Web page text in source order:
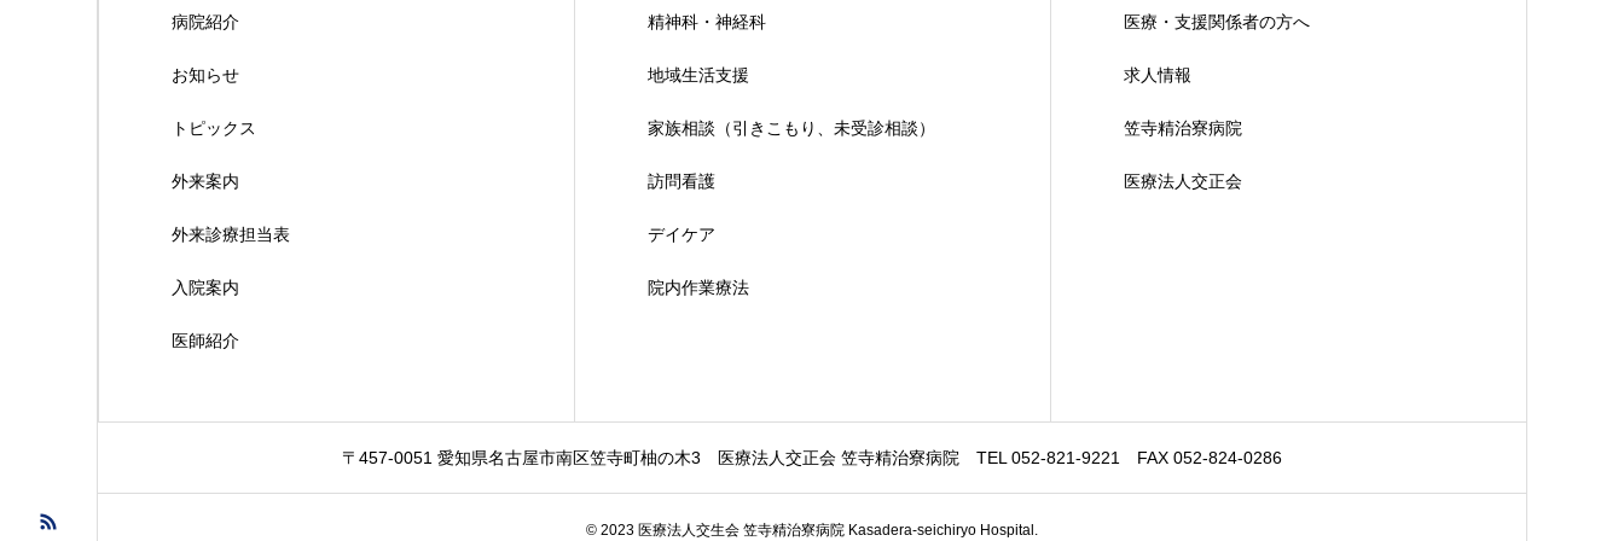
病院紹介
お知らせ
トピックス
外来案内
外来診療担当表
入院案内
医師紹介
精神科・神経科
地域生活支援
家族相談（引きこもり、未受診相談）
訪問看護
デイケア
院内作業療法
医療・支援関係者の方へ
求人情報
笠寺精治寮病院
医療法人交正会
〒457-0051 愛知県名古屋市南区笠寺町柚の木3 医療法人交正会 笠寺精治寮病院 TEL 052-821-9221 FAX 052-824-0286
© 2023 医療法人交生会 笠寺精治寮病院 Kasadera-seichiryo Hospital.